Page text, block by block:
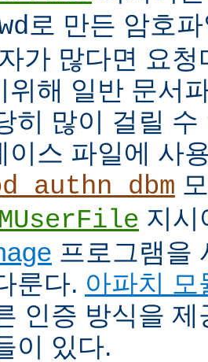
로 만든 암호
가 많다면 요
위해 일반 문서
히 많이 걸릴
이스 파일에 사
지시
프로그램을
룬다. 아파치
인증 방식을
이 있다.